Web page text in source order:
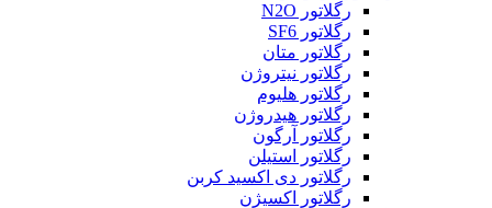
رگلاتور N2O
رگلاتور SF6
رگلاتور متان
رگلاتور نیتروژن
رگلاتور هلیوم
رگلاتور هیدروژن
رگلاتور آرگون
رگلاتور استیلن
رگلاتور دی اکسید کربن
رگلاتور اکسیژن